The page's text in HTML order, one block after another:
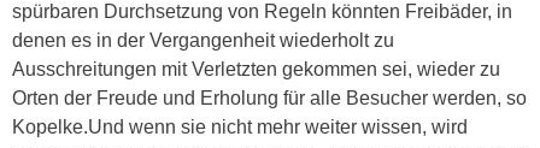
spürbaren Durchsetzung von Regeln könnten Freibäder, in
denen es in der Vergangenheit wiederholt zu
Ausschreitungen mit Verletzten gekommen sei, wieder zu
Orten der Freude und Erholung für alle Besucher werden, so
Kopelke.Und wenn sie nicht mehr weiter wissen, wird